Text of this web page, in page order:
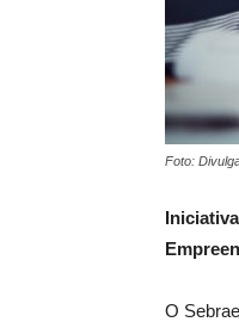
Foto:
O